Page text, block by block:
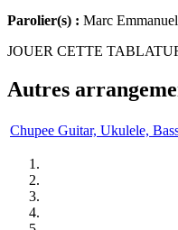
Parolier(s) : Marc
JOUER CETTE
Autres
Chupee Guitar, Ukulele,